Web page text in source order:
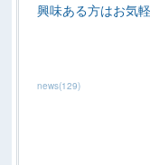
興味ある方はお気
news(129)